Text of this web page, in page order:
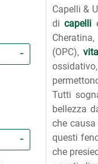
Capelli &
dicapelli
(OPC),
Tutti
bellezza
che
questi
che